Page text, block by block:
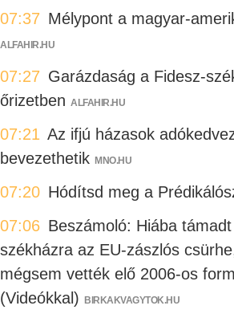
07:37 Mélypont a magyar-
ALFAHIR.HU
07:27 Garázdaság a Fidesz-
őrizetben ALFAHIR.HU
07:21 Az ifjú házasok
bevezethetik MNO.HU
07:20 Hódítsd meg a
07:06 Beszámoló: Hiába
székházra az EU-zászlós
mégsem vették elő 2006-os
(Videókkal)
BIRKAKVAGYTOK.HU